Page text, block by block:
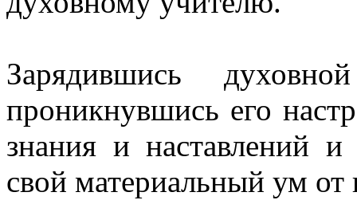
Зарядившись
проникнувшись его
знания и наставлений
свой материальный ум от